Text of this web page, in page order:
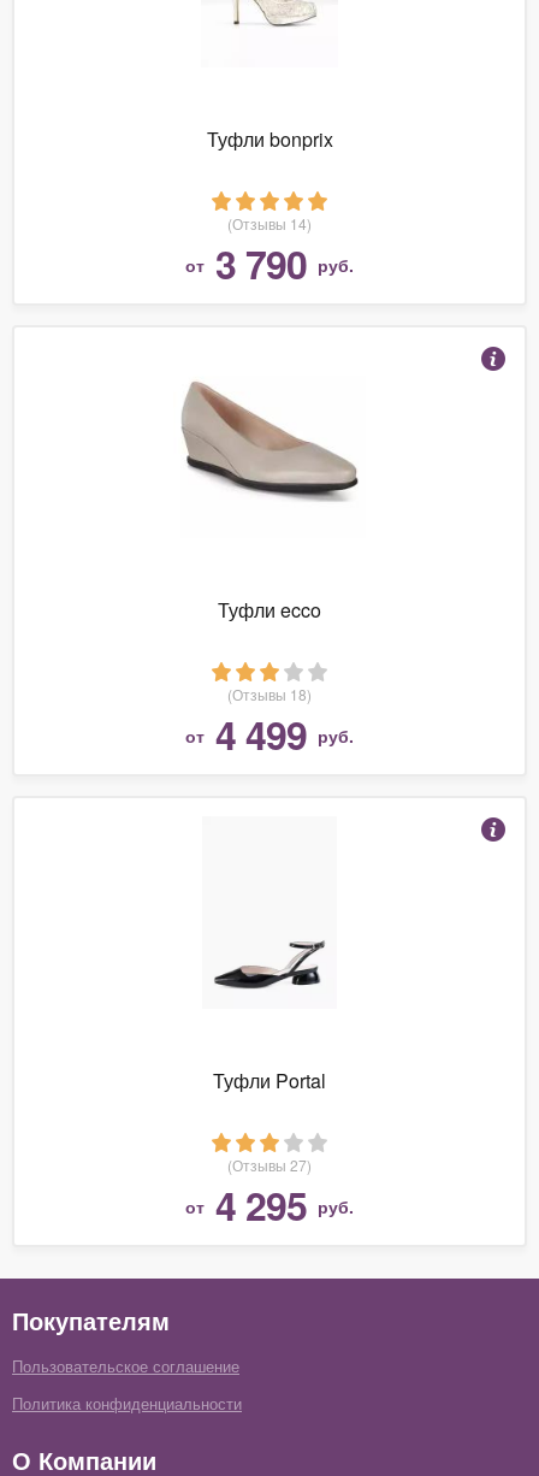
Туфли bonprix
(Отзывы 14)
от 3 790 руб.
Туфли ecco
(Отзывы 18)
от 4 499 руб.
Туфли Portal
(Отзывы 27)
от 4 295 руб.
Покупателям
Пользовательское соглашение
Политика конфиденциальности
О Компании